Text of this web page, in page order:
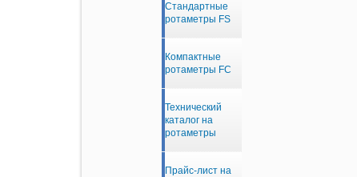
Стандартные
ротаметры FS
Компактные
ротаметры FC
Технический
каталог на
ротаметры
Прайс-лист на